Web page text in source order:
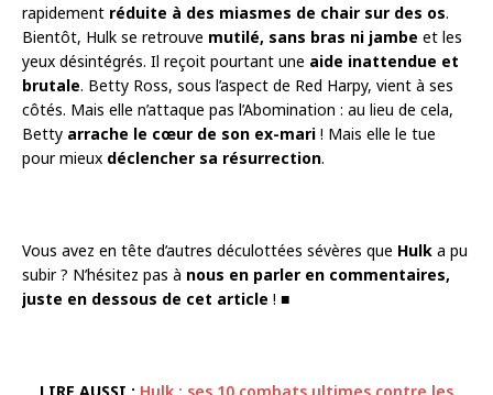
rapidement réduite à des miasmes de chair sur des os.
Bientôt, Hulk se retrouve mutilé, sans bras ni jambe et les
yeux désintégrés. Il reçoit pourtant une aide inattendue et
brutale. Betty Ross, sous l’aspect de Red Harpy, vient à ses
côtés. Mais elle n’attaque pas l’Abomination : au lieu de cela,
Betty arrache le cœur de son ex-mari ! Mais elle le tue
pour mieux déclencher sa résurrection.
Vous avez en tête d’autres déculottées sévères que Hulk a pu
subir ? N’hésitez pas à nous en parler en commentaires,
juste en dessous de cet article ! ■
LIRE AUSSI : Hulk : ses 10 combats ultimes contre les